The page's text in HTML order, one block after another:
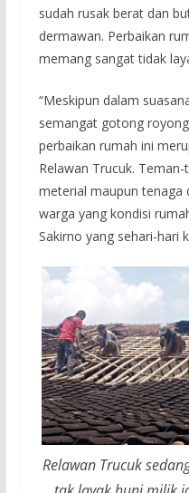
sudah rusak berat dan
dermawan. Perbaikan
memang sangat tidak
“Meskipun dalam
semangat gotong
perbaikan rumah ini
Relawan Trucuk.
meterial maupun tenaga
warga yang kondisi
Sakirno yang sehari-hari
Relawan Trucuk